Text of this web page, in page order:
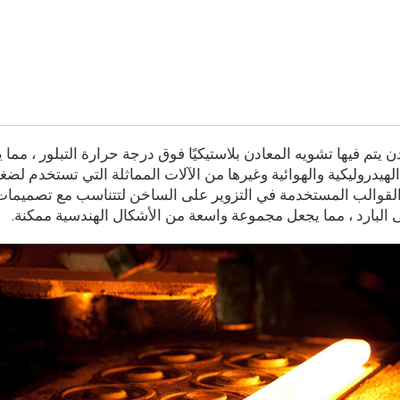
فيها تشويه المعادن بلاستيكيًا فوق درجة حرارة التبلور ، مما
والهوائية وغيرها من الآلات المماثلة التي
المستخدمة في التزوير على الساخن لتتناسب مع
، مما يجعل مجموعة واسعة من الأشكال الهندسية ممكنة.